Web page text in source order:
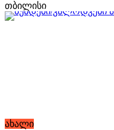
თბილისი
ახალი